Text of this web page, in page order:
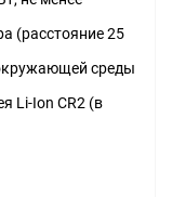
(расстояние 25
среды
Li-Ion CR2 (в